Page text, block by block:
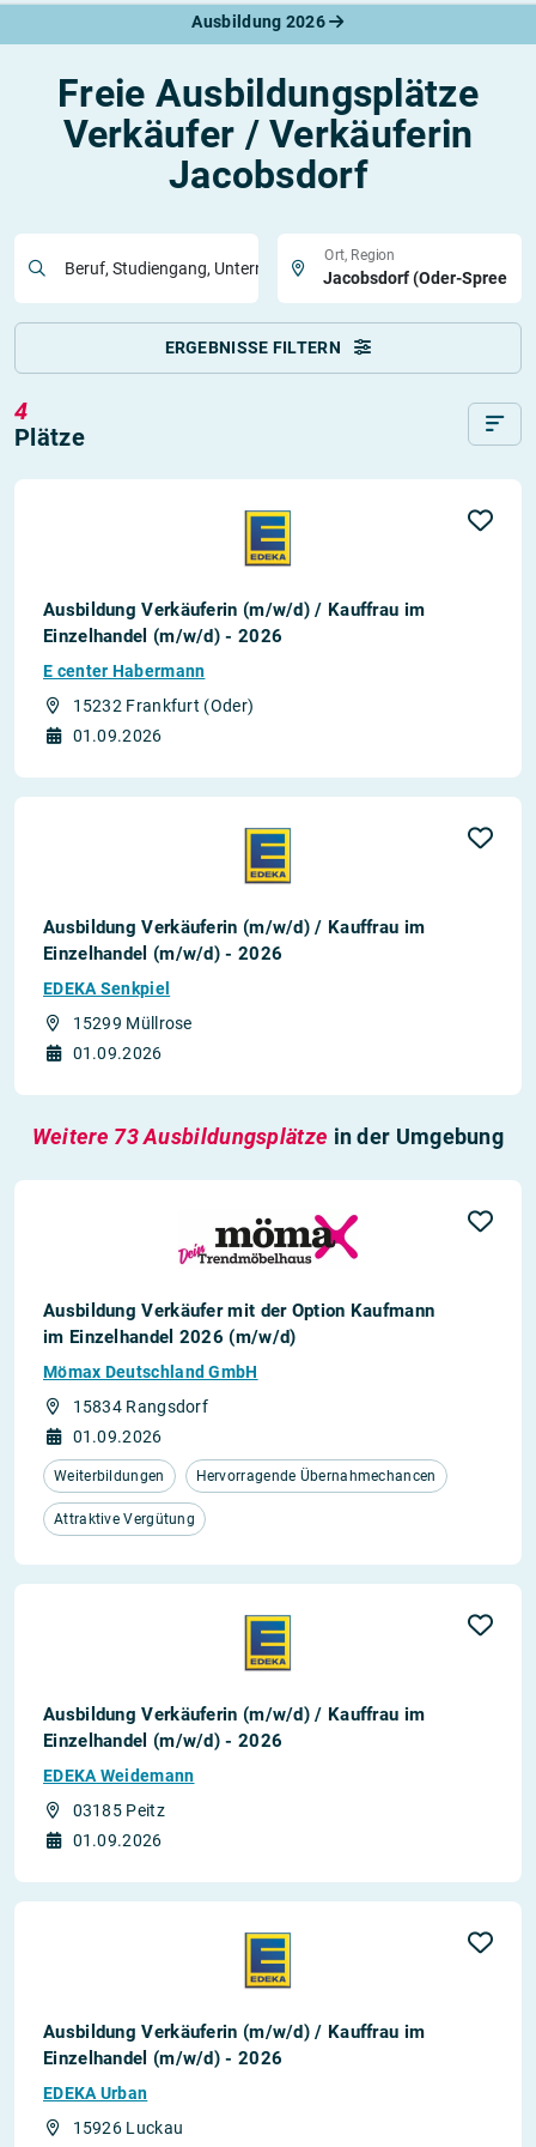
Ausbildung 2026
Freie Ausbildungsplätze
Verkäufer / Verkäuferin
Jacobsdorf
Beruf, Studiengang, Unternehmen
Ort, Region
ERGEBNISSE FILTERN
4
Plätze
Ausbildung Verkäuferin (m/w/d) / Kauffrau im
Einzelhandel (m/w/d) - 2026
E center Habermann
15232 Frankfurt (Oder)
01.09.2026
Ausbildung Verkäuferin (m/w/d) / Kauffrau im
Einzelhandel (m/w/d) - 2026
EDEKA Senkpiel
15299 Müllrose
01.09.2026
Weitere 73 Ausbildungsplätze in der Umgebung
Ausbildung Verkäufer mit der Option Kaufmann
im Einzelhandel 2026 (m/w/d)
Mömax Deutschland GmbH
15834 Rangsdorf
01.09.2026
Weiterbildungen Hervorragende Übernahmechancen
Attraktive Vergütung
Ausbildung Verkäuferin (m/w/d) / Kauffrau im
Einzelhandel (m/w/d) - 2026
EDEKA Weidemann
03185 Peitz
01.09.2026
Ausbildung Verkäuferin (m/w/d) / Kauffrau im
Einzelhandel (m/w/d) - 2026
EDEKA Urban
15926 Luckau